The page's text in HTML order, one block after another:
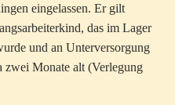
eingelassen. Er gilt
das im Lager
und an Unterversorgung
zwei Monate alt (Verlegung